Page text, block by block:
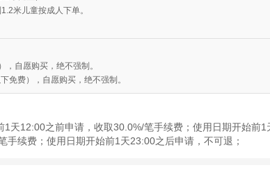
米儿童按成人下单。
自愿购买，绝不强制。
免费），自愿购买，绝不强制。
天12:00之前申请，收取30.0%/笔手续费；使用日期开始
续费；使用日期开始前1天23:00之后申请，不可退；